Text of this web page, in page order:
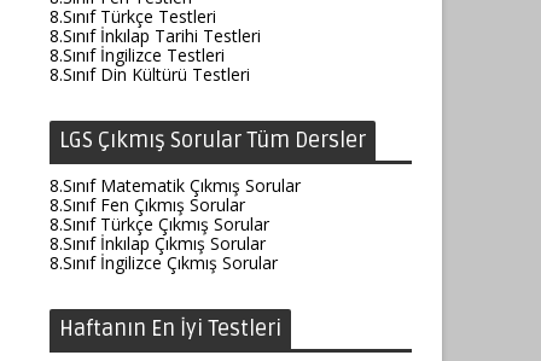
8.Sınıf Türkçe Testleri
8.Sınıf İnkılap Tarihi Testleri
8.Sınıf İngilizce Testleri
8.Sınıf Din Kültürü Testleri
LGS Çıkmış Sorular Tüm Dersler
8.Sınıf Matematik Çıkmış Sorular
8.Sınıf Fen Çıkmış Sorular
8.Sınıf Türkçe Çıkmış Sorular
8.Sınıf İnkılap Çıkmış Sorular
8.Sınıf İngilizce Çıkmış Sorular
Haftanın En İyi Testleri